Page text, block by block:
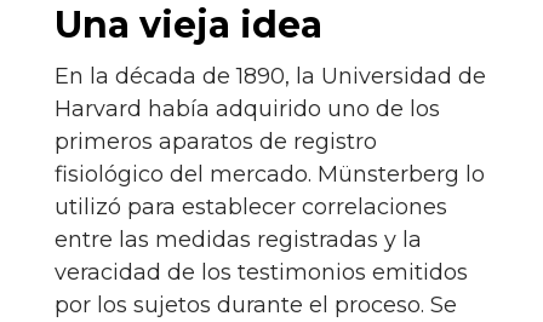
Una vieja idea
En la década de 1890, la Universidad de
Harvard había adquirido uno de los
primeros aparatos de registro
fisiológico del mercado. Münsterberg lo
utilizó para establecer correlaciones
entre las medidas registradas y la
veracidad de los testimonios emitidos
por los sujetos durante el proceso. Se